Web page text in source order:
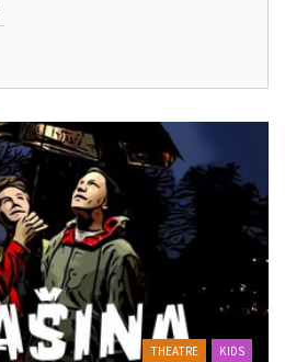
THEATRE KIDS